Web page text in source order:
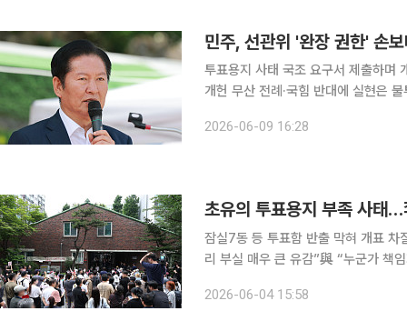
민주, 선관위 '완장 권한' 손
투표용지 사태 국조 요구서 제출하며
개헌 무산 전례·국힘 반대에 실현은 불투명 더불어민주당이 6·3 지방선거 투표용지 부
표는 7일 국회 기자간담회에서 "국정
2026-06-09 16:28
잠실7동 등 투표함 반출 막혀 개표 차
리 부실 매우 큰 유감”與 “누군가 책임져야”…野 “고발 강구
대기하는 초유의 상황이 벌어졌고 투
2026-06-04 15:58